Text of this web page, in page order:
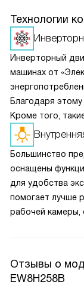
Технологии
Инверторный
машинах от
Благодаря
Кроме того,
службы и
прослужит
Большинство
оснащены
для удобства
помогает лучше
рабочей камеры,
Отзывы о
EW8H258B